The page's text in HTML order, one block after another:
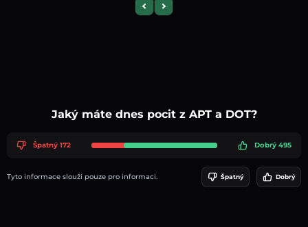
Previous slide
Next slide
Jaký máte dnes pocit z APT a DOT?
Špatný 172 Dobrý 495
Tyto informace slouží pouze pro informaci. Špatný Dobrý